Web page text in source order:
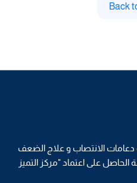
Back
دعامات الانتصاب و علاج الضعف
على اعتماد "مركز التميز